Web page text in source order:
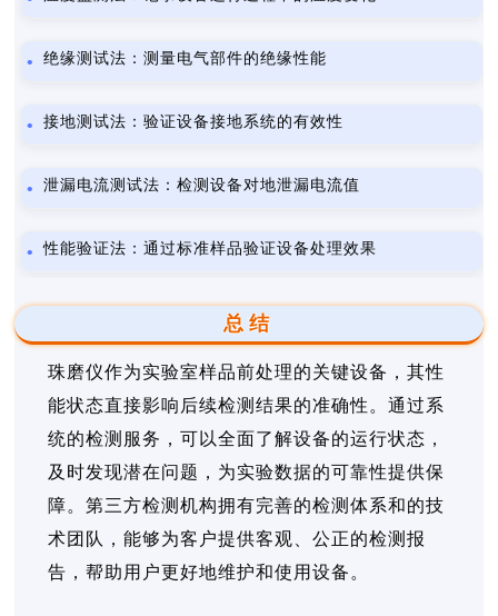
绝缘测试法：测量电气部件的绝缘性能
接地测试法：验证设备接地系统的有效性
泄漏电流测试法：检测设备对地泄漏电流值
性能验证法：通过标准样品验证设备处理效果
总结
珠磨仪作为实验室样品前处理的关键设备，其性
能状态直接影响后续检测结果的准确性。通过系
统的检测服务，可以全面了解设备的运行状态，
及时发现潜在问题，为实验数据的可靠性提供保
障。第三方检测机构拥有完善的检测体系和的技
术团队，能够为客户提供客观、公正的检测报
告，帮助用户更好地维护和使用设备。